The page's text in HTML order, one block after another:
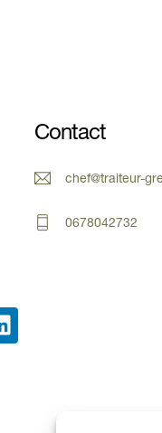
Contact
chef@traiteur-
0678042732